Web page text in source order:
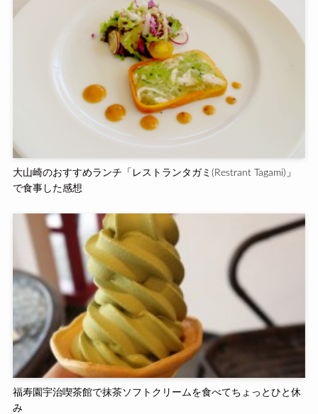
大山崎のおすすめランチ「レストランタガミ(Restrant Tagami)」
で食事した感想
福寿園宇治喫茶館で抹茶ソフトクリームを食べてちょっとひと休
み